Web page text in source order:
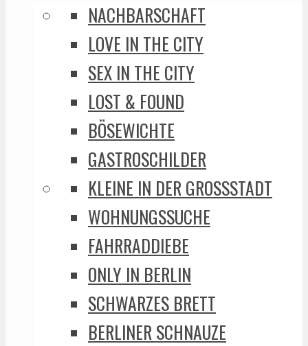
NACHBARSCHAFT
LOVE IN THE CITY
SEX IN THE CITY
LOST & FOUND
BÖSEWICHTE
GASTROSCHILDER
KLEINE IN DER GROSSSTADT
WOHNUNGSSUCHE
FAHRRADDIEBE
ONLY IN BERLIN
SCHWARZES BRETT
BERLINER SCHNAUZE